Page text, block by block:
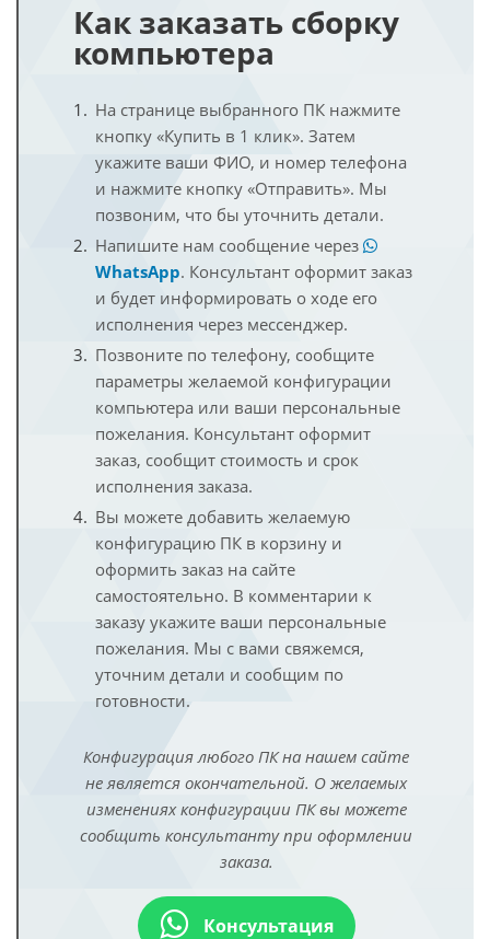
Как заказать сборку
компьютера
На странице выбранного ПК нажмите
кнопку «Купить в 1 клик». Затем
укажите ваши ФИО, и номер телефона
и нажмите кнопку «Отправить». Мы
позвоним, что бы уточнить детали.
Напишите нам сообщение через
WhatsApp. Консультант оформит заказ
и будет информировать о ходе его
исполнения через мессенджер.
Позвоните по телефону, сообщите
параметры желаемой конфигурации
компьютера или ваши персональные
пожелания. Консультант оформит
заказ, сообщит стоимость и срок
исполнения заказа.
Вы можете добавить желаемую
конфигурацию ПК в корзину и
оформить заказ на сайте
самостоятельно. В комментарии к
заказу укажите ваши персональные
пожелания. Мы с вами свяжемся,
уточним детали и сообщим по
готовности.
Конфигурация любого ПК на нашем сайте
не является окончательной. О желаемых
изменениях конфигурации ПК вы можете
сообщить консультанту при оформлении
заказа.
Консультация